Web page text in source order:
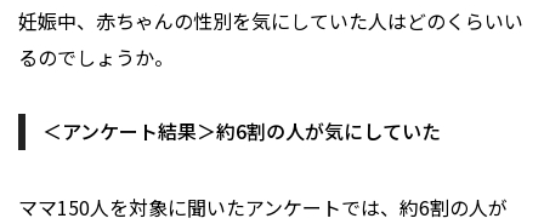
妊娠中、赤ちゃんの性別を気にしていた人はどのくらいい
るのでしょうか。
＜アンケート結果＞約6割の人が気にしていた
ママ150人を対象に聞いたアンケートでは、約6割の人が